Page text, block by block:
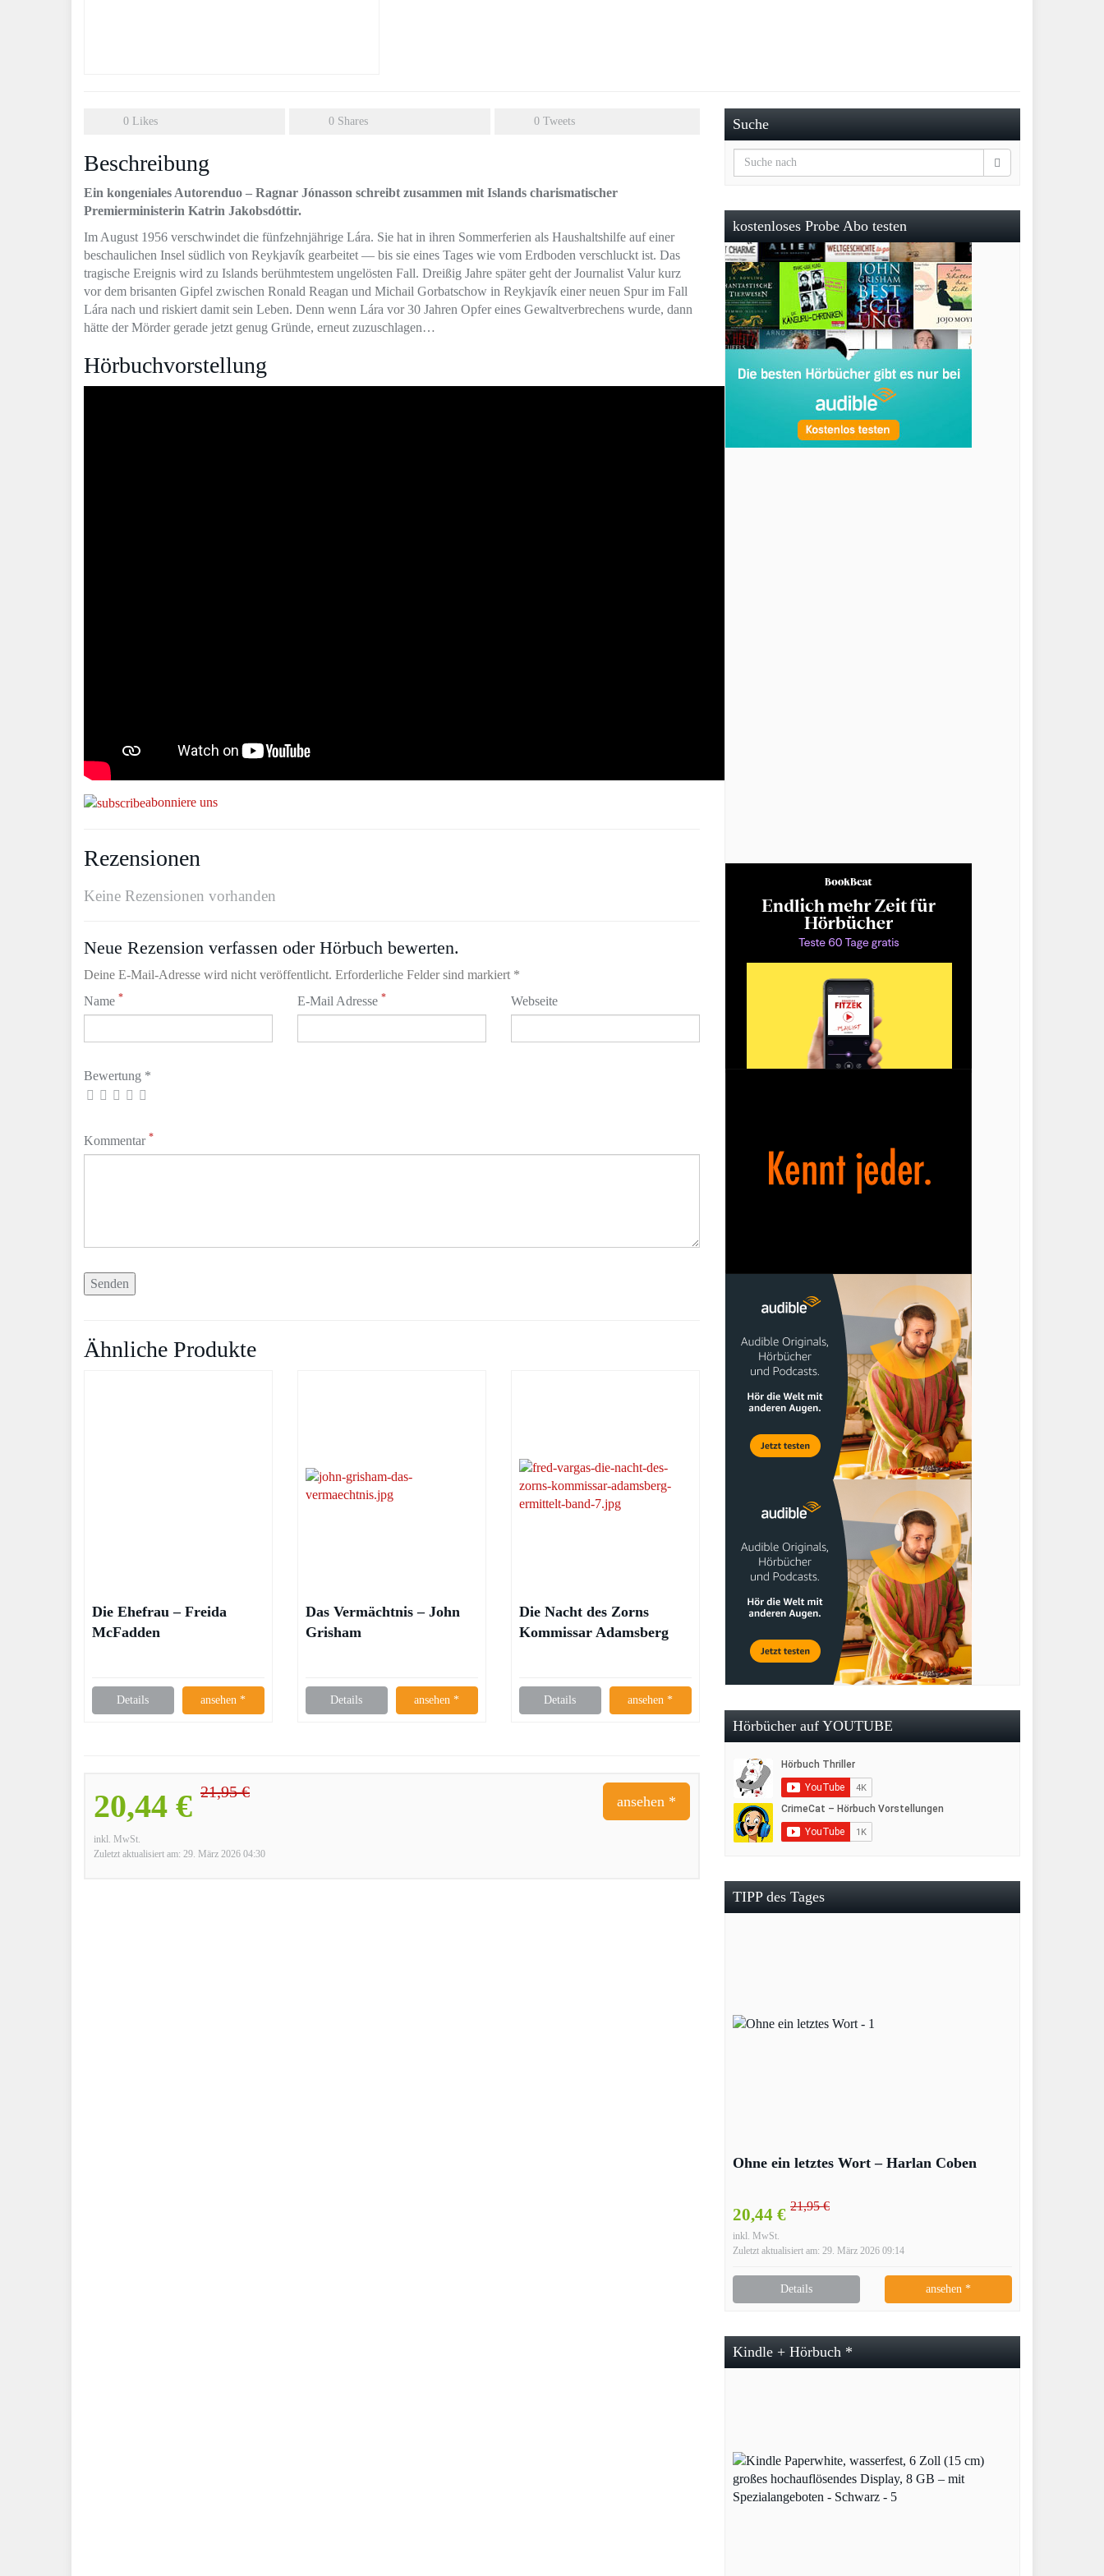
0 Likes 0 Shares 0 Tweets
Beschreibung
Ein kongeniales Autorenduo – Ragnar Jónasson schreibt zusammen mit Islands charismatischer
Premierministerin Katrin Jakobsdóttir.
Im August 1956 verschwindet die fünfzehnjährige Lára. Sie hat in ihren Sommerferien als Haushaltshilfe auf einer
beschaulichen Insel südlich von Reykjavík gearbeitet ― bis sie eines Tages wie vom Erdboden verschluckt ist. Das
tragische Ereignis wird zu Islands berühmtestem ungelösten Fall. Dreißig Jahre später geht der Journalist Valur kurz
vor dem brisanten Gipfel zwischen Ronald Reagan und Michail Gorbatschow in Reykjavík einer neuen Spur im Fall
Lára nach und riskiert damit sein Leben. Denn wenn Lára vor 30 Jahren Opfer eines Gewaltverbrechens wurde, dann
hätte der Mörder gerade jetzt genug Gründe, erneut zuzuschlagen…
Hörbuchvorstellung
abonniere uns
Rezensionen
Keine Rezensionen vorhanden
Neue Rezension verfassen oder Hörbuch bewerten.
Deine E-Mail-Adresse wird nicht veröffentlicht. Erforderliche Felder sind markiert *
Name * E-Mail Adresse * Webseite
Bewertung *
Kommentar *
Ähnliche Produkte
Die Ehefrau – Freida
McFadden
Details ansehen *
Das Vermächtnis – John
Grisham
Details ansehen *
Die Nacht des Zorns
Kommissar Adamsberg
Details ansehen *
20,44 € 21,95 €
inkl. MwSt.
Zuletzt aktualisiert am: 29. März 2026 04:30
ansehen *
Suche
kostenloses Probe Abo testen
Hörbücher auf YOUTUBE
TIPP des Tages
Ohne ein letztes Wort – Harlan Coben
20,44 € 21,95 €
inkl. MwSt.
Zuletzt aktualisiert am: 29. März 2026 09:14
Details ansehen *
Kindle + Hörbuch *